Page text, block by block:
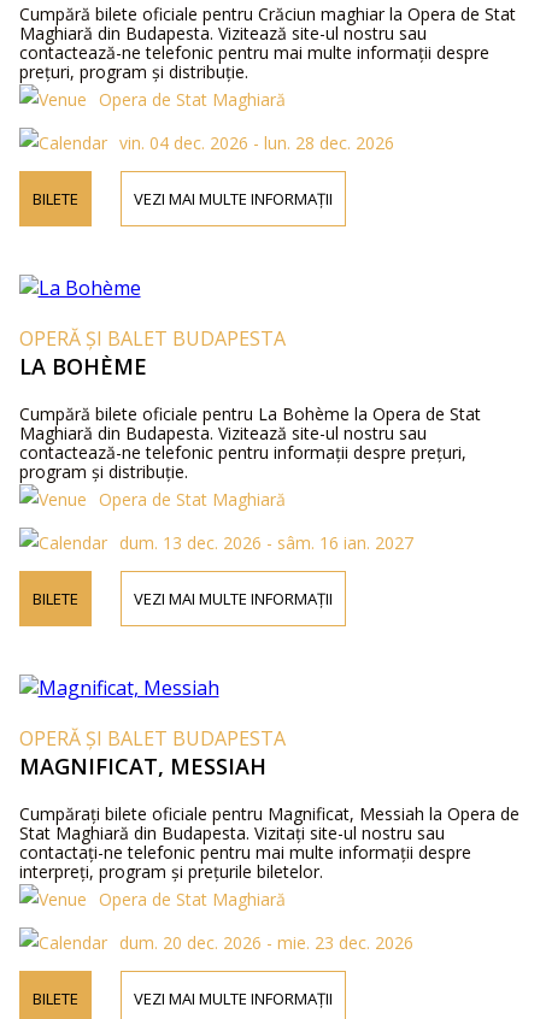
Cumpără bilete oficiale pentru Crăciun maghiar la Opera de Stat
Maghiară din Budapesta. Vizitează site-ul nostru sau
contactează-ne telefonic pentru mai multe informații despre
prețuri, program și distribuție.
Opera de Stat Maghiară
vin. 04 dec. 2026 - lun. 28 dec. 2026
BILETE VEZI MAI MULTE INFORMAȚII
OPERĂ ȘI BALET BUDAPESTA
LA BOHÈME
Cumpără bilete oficiale pentru La Bohème la Opera de Stat
Maghiară din Budapesta. Vizitează site-ul nostru sau
contactează-ne telefonic pentru informații despre prețuri,
program și distribuție.
Opera de Stat Maghiară
dum. 13 dec. 2026 - sâm. 16 ian. 2027
BILETE VEZI MAI MULTE INFORMAȚII
OPERĂ ȘI BALET BUDAPESTA
MAGNIFICAT, MESSIAH
Cumpărați bilete oficiale pentru Magnificat, Messiah la Opera de
Stat Maghiară din Budapesta. Vizitați site-ul nostru sau
contactați-ne telefonic pentru mai multe informații despre
interpreți, program și prețurile biletelor.
Opera de Stat Maghiară
dum. 20 dec. 2026 - mie. 23 dec. 2026
BILETE VEZI MAI MULTE INFORMAȚII